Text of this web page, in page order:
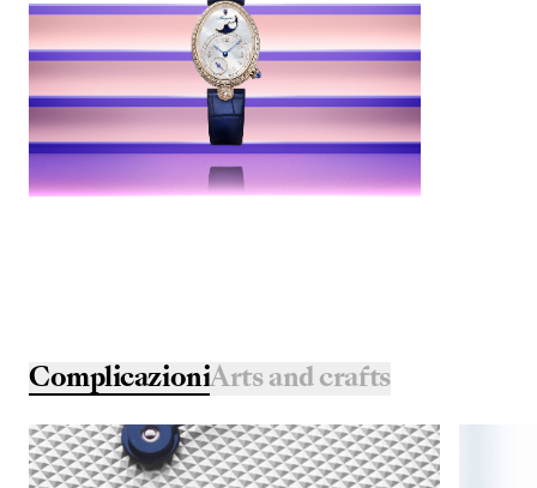
ComplicazioniArts and crafts